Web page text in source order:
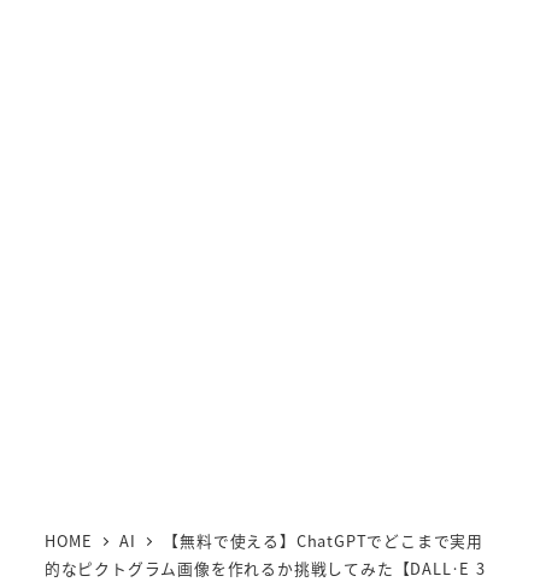
HOME AI
【無料で使える】ChatGPTでどこまで実用
的なピクトグラム画像を作れるか挑戦してみた【DALL·E 3